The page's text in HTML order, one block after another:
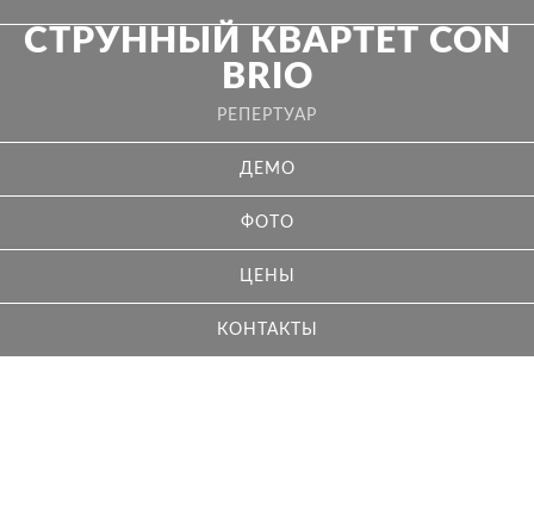
СТРУННЫЙ КВАРТЕТ CON
BRIO
РЕПЕРТУАР
ДЕМО
ФОТО
ЦЕНЫ
КОНТАКТЫ